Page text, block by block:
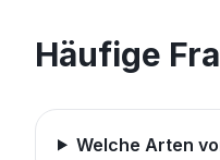
Häufige
Welche Arten